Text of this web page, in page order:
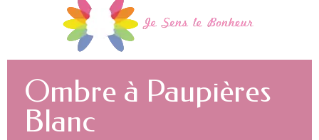
Ombre à Paupières
Blanc